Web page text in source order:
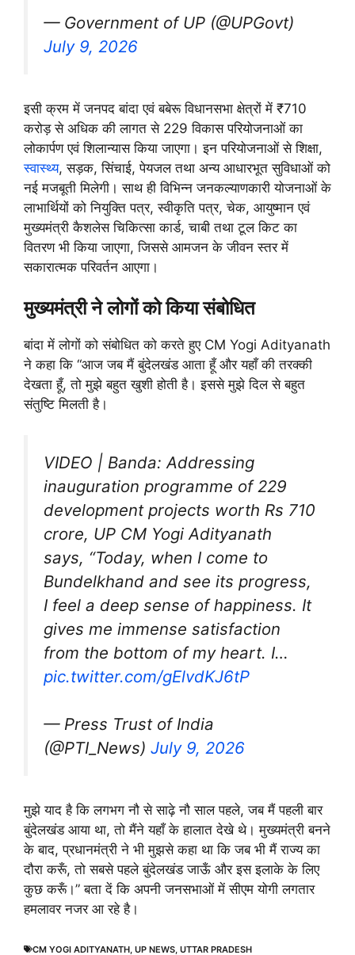
— Government of UP (@UPGovt)
July 9, 2026
इसी क्रम में जनपद बांदा एवं बबेरू विधानसभा क्षेत्रों में ₹710
करोड़ से अधिक की लागत से 229 विकास परियोजनाओं का
लोकार्पण एवं शिलान्यास किया जाएगा। इन परियोजनाओं से शिक्षा,
स्वास्थ्य, सड़क, सिंचाई, पेयजल तथा अन्य आधारभूत सुविधाओं को
नई मजबूती मिलेगी। साथ ही विभिन्न जनकल्याणकारी योजनाओं के
लाभार्थियों को नियुक्ति पत्र, स्वीकृति पत्र, चेक, आयुष्मान एवं
मुख्यमंत्री कैशलेस चिकित्सा कार्ड, चाबी तथा टूल किट का
वितरण भी किया जाएगा, जिससे आमजन के जीवन स्तर में
सकारात्मक परिवर्तन आएगा।
मुख्यमंत्री ने लोगों को किया संबोधित
बांदा में लोगों को संबोधित को करते हुए CM Yogi Adityanath
ने कहा कि “आज जब मैं बुंदेलखंड आता हूँ और यहाँ की तरक्की
देखता हूँ, तो मुझे बहुत खुशी होती है। इससे मुझे दिल से बहुत
संतुष्टि मिलती है।
VIDEO | Banda: Addressing
inauguration programme of 229
development projects worth Rs 710
crore, UP CM Yogi Adityanath
says, “Today, when I come to
Bundelkhand and see its progress,
I feel a deep sense of happiness. It
gives me immense satisfaction
from the bottom of my heart. I…
pic.twitter.com/gElvdKJ6tP
— Press Trust of India
(@PTI_News) July 9, 2026
मुझे याद है कि लगभग नौ से साढ़े नौ साल पहले, जब मैं पहली बार
बुंदेलखंड आया था, तो मैंने यहाँ के हालात देखे थे। मुख्यमंत्री बनने
के बाद, प्रधानमंत्री ने भी मुझसे कहा था कि जब भी मैं राज्य का
दौरा करूँ, तो सबसे पहले बुंदेलखंड जाऊँ और इस इलाके के लिए
कुछ करूँ।” बता दें कि अपनी जनसभाओं में सीएम योगी लगतार
हमलावर नजर आ रहे है।
CM YOGI ADITYANATH UP NEWS UTTAR PRADESH